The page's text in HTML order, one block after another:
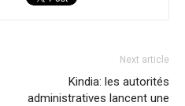
Next article
Kindia: les autorités
administratives lancent une